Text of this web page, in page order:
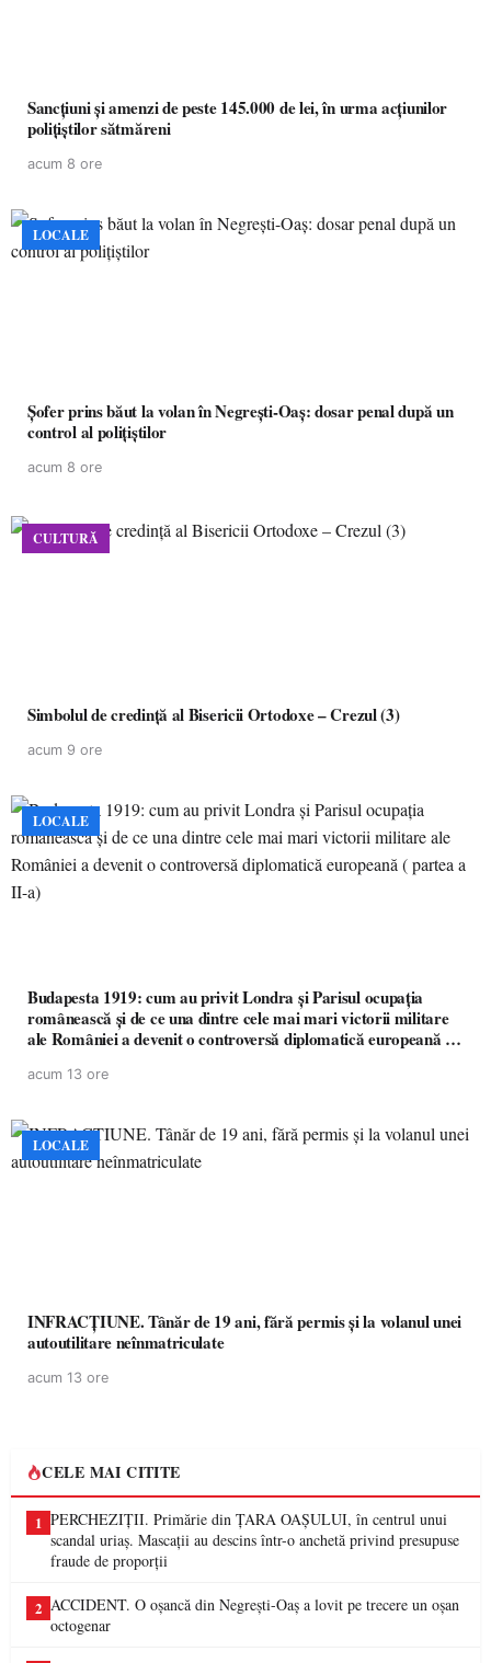
Sancțiuni și amenzi de peste 145.000 de lei, în urma acțiunilor
polițiștilor sătmăreni
acum 8 ore
LOCALE
Șofer prins băut la volan în Negrești-Oaș: dosar penal după un
control al polițiștilor
acum 8 ore
CULTURĂ
Simbolul de credinţă al Bisericii Ortodoxe – Crezul (3)
acum 9 ore
LOCALE
Budapesta 1919: cum au privit Londra și Parisul ocupația
românească și de ce una dintre cele mai mari victorii militare
ale României a devenit o controversă diplomatică europeană (
acum 13 ore
LOCALE
INFRACȚIUNE. Tânăr de 19 ani, fără permis și la volanul unei
autoutilitare neînmatriculate
acum 13 ore
CELE MAI CITITE
1 PERCHEZIȚII. Primărie din ȚARA OAȘULUI, în centrul unui
scandal uriaș. Mascații au descins într-o anchetă privind presupuse
fraude de proporții
2 ACCIDENT. O oșancă din Negrești-Oaș a lovit pe trecere un oșan
octogenar